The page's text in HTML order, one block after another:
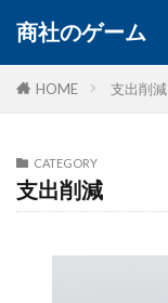
商社のゲーム
HOME 支出削減
CATEGORY
支出削減